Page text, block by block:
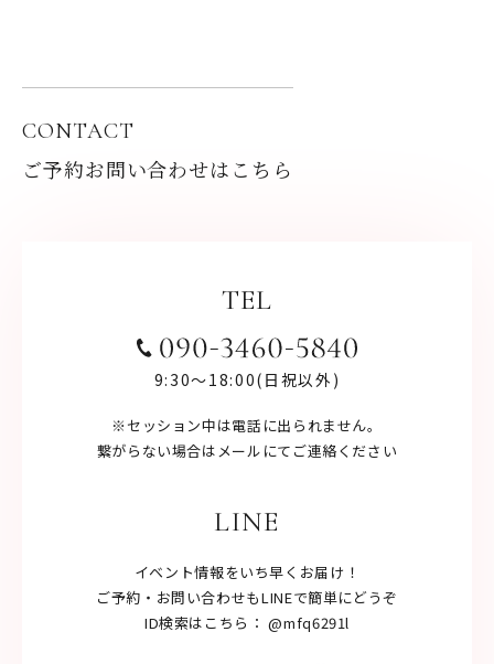
CONTACT
ご予約お問い合わせはこちら
TEL
9:30〜18:00(日祝以外)
※セッション中は電話に出られません。
繋がらない場合はメールにてご連絡ください
LINE
イベント情報をいち早くお届け！
ご予約・お問い合わせもLINEで簡単にどうぞ
ID検索はこちら： @mfq6291l